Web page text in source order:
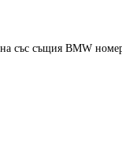
със същия BMW